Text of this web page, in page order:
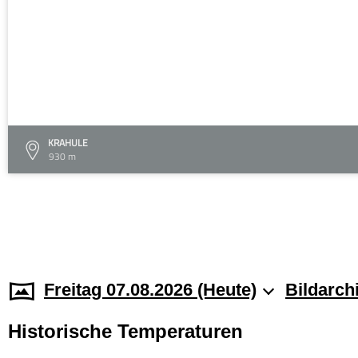
KRAHULE
930 m
Freitag 07.08.2026 (Heute)
Historische Temperaturen